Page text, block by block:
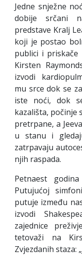
Jedne snježne
dobije srčani
predstave Kralj
koji je postao
publici i priskače
Kirsten
izvodi
mu srce dok se
iste noći, dok
kazališta, počinje
pretrpane, a
u stanu i
zatrpavaju
njih raspada.
Petnaest
Putujućoj
putuje između
izvodi
zajednice
tetovaži na
Zvjezdanih staza: